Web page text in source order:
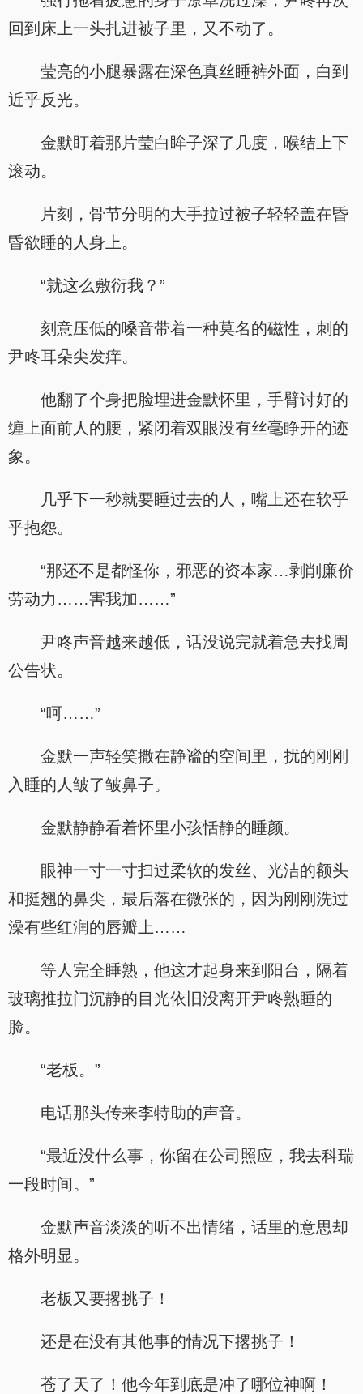
回到床上一头扎进被子里，又不动了。
莹亮的小腿暴露在深色真丝睡裤外面，白到
近乎反光。
金默盯着那片莹白眸子深了几度，喉结上下
滚动。
片刻，骨节分明的大手拉过被子轻轻盖在昏
昏欲睡的人身上。
“就这么敷衍我？”
刻意压低的嗓音带着一种莫名的磁性，刺的
尹咚耳朵尖发痒。
他翻了个身把脸埋进金默怀里，手臂讨好的
缠上面前人的腰，紧闭着双眼没有丝毫睁开的迹
象。
几乎下一秒就要睡过去的人，嘴上还在软乎
乎抱怨。
“那还不是都怪你，邪恶的资本家…剥削廉价
劳动力……害我加……”
尹咚声音越来越低，话没说完就着急去找周
公告状。
“呵……”
金默一声轻笑撒在静谧的空间里，扰的刚刚
入睡的人皱了皱鼻子。
金默静静看着怀里小孩恬静的睡颜。
眼神一寸一寸扫过柔软的发丝、光洁的额头
和挺翘的鼻尖，最后落在微张的，因为刚刚洗过
澡有些红润的唇瓣上……
等人完全睡熟，他这才起身来到阳台，隔着
玻璃推拉门沉静的目光依旧没离开尹咚熟睡的
脸。
“老板。”
电话那头传来李特助的声音。
“最近没什么事，你留在公司照应，我去科瑞
一段时间。”
金默声音淡淡的听不出情绪，话里的意思却
格外明显。
老板又要撂挑子！
还是在没有其他事的情况下撂挑子！
苍了天了！他今年到底是冲了哪位神啊！